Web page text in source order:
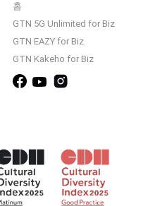
홈
GTN 5G Unlimited for Biz
GTN EAZY for Biz
GTN Kakeho for Biz